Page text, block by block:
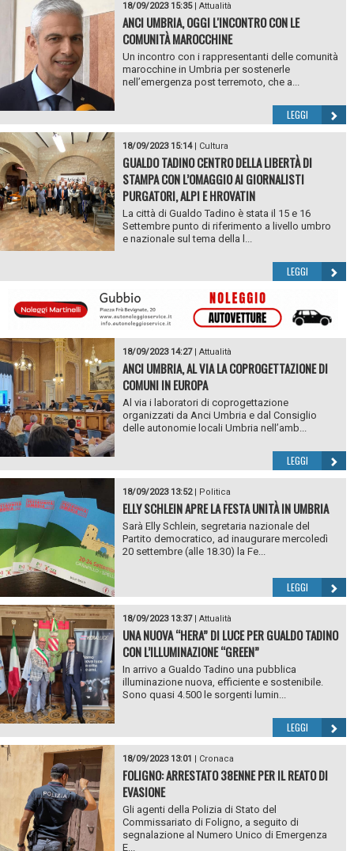
18/09/2023 15:35| Attualità
ANCI UMBRIA, OGGI L'INCONTRO CON LE
COMUNITÀ MAROCCHINE
Un incontro con i rappresentanti delle comunità
marocchine in Umbria per sostenerle
nell’emergenza post terremoto, che a...
LEGGI
18/09/2023 15:14| Cultura
GUALDO TADINO CENTRO DELLA LIBERTÀ DI
STAMPA CON L’OMAGGIO AI GIORNALISTI
PURGATORI, ALPI E HROVATIN
La città di Gualdo Tadino è stata il 15 e 16
Settembre punto di riferimento a livello umbro
e nazionale sul tema della l...
LEGGI
18/09/2023 14:27| Attualità
ANCI UMBRIA, AL VIA LA COPROGETTAZIONE DI
COMUNI IN EUROPA
Al via i laboratori di coprogettazione
organizzati da Anci Umbria e dal Consiglio
delle autonomie locali Umbria nell’amb...
LEGGI
18/09/2023 13:52| Politica
ELLY SCHLEIN APRE LA FESTA UNITÀ IN UMBRIA
Sarà Elly Schlein, segretaria nazionale del
Partito democratico, ad inaugurare mercoledì
20 settembre (alle 18.30) la Fe...
LEGGI
18/09/2023 13:37| Attualità
UNA NUOVA “HERA” DI LUCE PER GUALDO TADINO
CON L’ILLUMINAZIONE “GREEN”
In arrivo a Gualdo Tadino una pubblica
illuminazione nuova, efficiente e sostenibile.
Sono quasi 4.500 le sorgenti lumin...
LEGGI
18/09/2023 13:01 Cronaca
FOLIGNO: ARRESTATO 38ENNE PER IL REATO DI
EVASIONE
Gli agenti della Polizia di Stato del
Commissariato di Foligno, a seguito di
segnalazione al Numero Unico di Emergenza
E...